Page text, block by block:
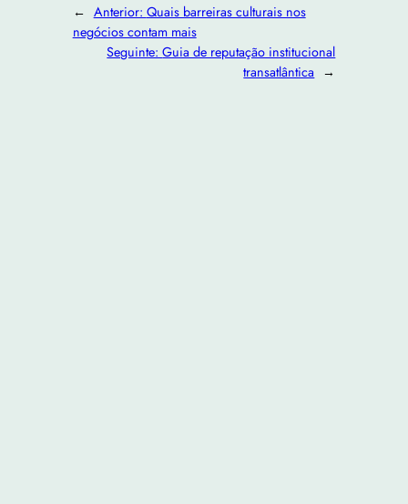
← Anterior: Quais barreiras culturais nos
negócios contam mais
Seguinte:Guia de reputação institucional
transatlântica →